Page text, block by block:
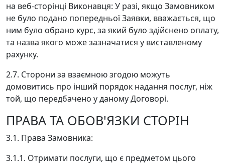
на веб-сторінці Виконавця: У разі, якщо Замовником
не було подано попередньої Заявки, вважається, що
ним було обрано курс, за який було здійснено оплату,
та назва якого може зазначатися у виставленому
рахунку.
2.7. Сторони за взаємною згодою можуть
домовитись про інший порядок надання послуг, ніж
той, що передбачено у даному Договорі.
ПРАВА ТА ОБОВ'ЯЗКИ СТОРІН
3.1. Права Замовника:
3.1.1. Отримати послуги, що є предметом цього